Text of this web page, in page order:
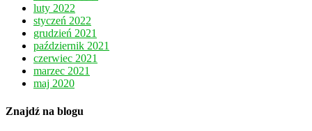
luty 2022
styczeń 2022
grudzień 2021
październik 2021
czerwiec 2021
marzec 2021
maj 2020
Znajdź na blogu